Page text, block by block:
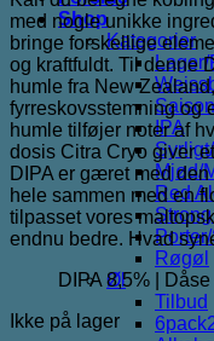
Shop
Kategorier
IPA
Mjød/
Red
Røgøl
Øl
Tilbud
var:
69,00 kr..
er:
35,00
med nogle unikke
bringe forskellige
og kraftfuldt. Til denne
humle fra New
fyrreskovsstemning og
humle tilføjer noter af
dosis Citra Cryo giver
DIPA er gæret med
hele sammen med en
tilpasset vores
endnu bedre. Hvad
DIPA 8,5% | Dåse
Ikke på lager